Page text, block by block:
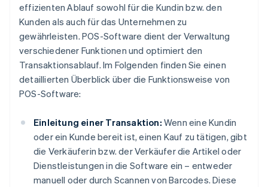
effizienten Ablauf sowohl für die Kundin bzw. den
Kunden als auch für das Unternehmen zu
gewährleisten. POS-Software dient der Verwaltung
verschiedener Funktionen und optimiert den
Transaktionsablauf. Im Folgenden finden Sie einen
detaillierten Überblick über die Funktionsweise von
POS-Software:
Einleitung einer Transaktion: Wenn eine Kundin
oder ein Kunde bereit ist, einen Kauf zu tätigen, gibt
die Verkäuferin bzw. der Verkäufer die Artikel oder
Dienstleistungen in die Software ein – entweder
manuell oder durch Scannen von Barcodes. Diese